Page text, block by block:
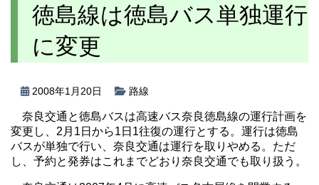
徳島線は徳島バス単独運行
に変更
2008年1月20日 路線
奈良交通と徳島バスは高速バス奈良徳島線の運行計画を
変更し、2月1日から1日1往復の運行とする。運行は徳島
バスが単独で行い、奈良交通は運行を取りやめる。ただ
し、予約と発券はこれまでどおり奈良交通でも取り扱う。